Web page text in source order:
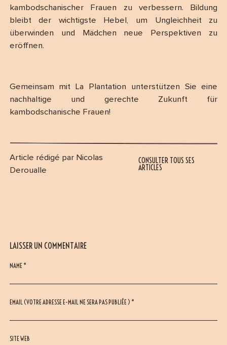
kambodschanischer Frauen zu verbessern. Bildung
bleibt der wichtigste Hebel, um Ungleichheit zu
überwinden und Mädchen neue Perspektiven zu
eröffnen.
Gemeinsam mit La Plantation unterstützen Sie eine
nachhaltige und gerechte Zukunft für
kambodschanische Frauen!
Article rédigé par Nicolas
Deroualle
CONSULTER TOUS SES
ARTICLES
LAISSER UN COMMENTAIRE
NAME *
EMAIL (VOTRE ADRESSE E-MAIL NE SERA PAS PUBLIÉE ) *
SITE WEB